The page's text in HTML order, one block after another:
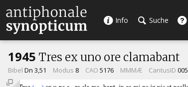
Info Suche
1945 Tres ex uno ore clamabant
Bibel Dn 3,51 Modus 8 CAO 5176 MMMÆ CantusID